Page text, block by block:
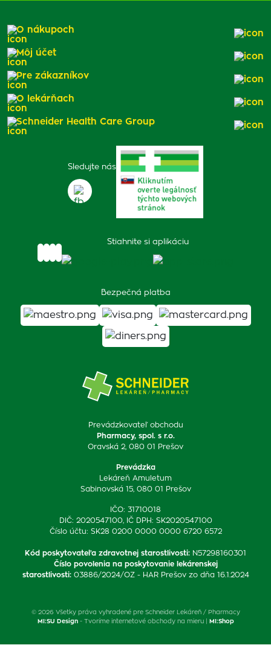
Prevádzkovateľ obchodu
Pharmacy, spol. s r.o.
Oravská 2, 080 01 Prešov
Prevádzka
Lekáreň Amuletum
Sabinovská 15, 080 01 Prešov
IČO: 31710018
DIČ: 2020547100, IČ DPH: SK2020547100
Číslo účtu: SK28 0200 0000 0000 6720 6572
Kód poskytovateľa zdravotnej starostlivosti: N57298160301
Číslo povolenia na poskytovanie lekárenskej
starostlivosti: 03886/2024/OZ - HAR Prešov zo dňa 16.1.2024
Sledujte nás
Stiahnite si aplikáciu
Bezpečná platba
O nákupoch
Môj účet
Pre zákazníkov
O lekárňach
Schneider Health Care Group
© 2026 Všetky práva vyhradené pre Schneider Lekáreň / Pharmacy
MI:SU Design- Tvoríme internetové obchody na mieru | MI:Shop